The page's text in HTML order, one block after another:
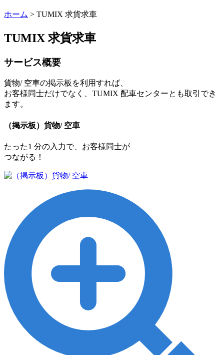
ホーム > TUMIX 求貨求車
TUMIX 求貨求車
サービス概要
貨物/ 空車の掲示板を利用すれば、
お客様同士だけでなく、TUMIX 配車センターとも取引でき
ます。
（掲示板）貨物/ 空車
たった1 分の入力で、お客様同士が
つながる！